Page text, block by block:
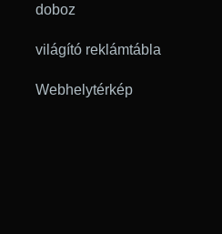
doboz
világító reklámtábla
Webhelytérkép